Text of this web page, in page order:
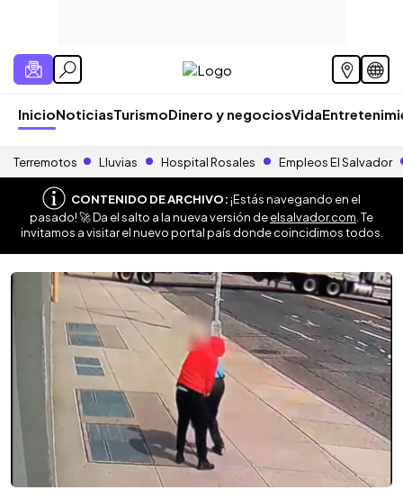
InicioNoticiasTurismoDinero y negociosVida
Terremotos Lluvias Hospital Rosales Empleos El Salvador
CONTENIDO DE ARCHIVO:¡Estás navegando en el
pasado! 🚀 Da el salto a la nueva versión deelsalvador.com . Te
invitamos a visitar el nuevo portal país donde coincidimos todos.